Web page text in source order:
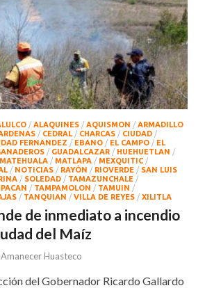
/ ALAQUINES / AQUISMON / ARMADILLO
/ CEDRAL / CHARCAS / CIUDAD /
FERNANDEZ / EBANO / EL CAMPO / EL
/ GUADALCAZAR / HUEHUETLAN /
MATEHUALA / MATLAPA / MEXQUITIC /
/ NOTICIAS / RAYÒN / RIOVERDE / SAN LUIS
/ SOLEDAD / TAMAZUNCHALE /
/ TAMPAMOLON / TAMUIN /
/ TANQUIAN / VILLA DE REYES / XILITLA
de inmediato a incendio
del Maíz
Amanecer Huasteco
del Gobernador Ricardo Gallardo